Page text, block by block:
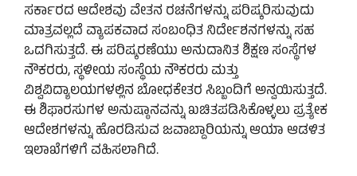
ಸರ್ಕಾರದ ಆದೇಶವು ವೇತನ ರಚನೆಗಳನ್ನು ಪರಿಷ್ಕರಿಸುವುದು
ಮಾತ್ರವಲ್ಲದೆ ವ್ಯಾಪಕವಾದ ಸಂಬಂಧಿತ ನಿರ್ದೇಶನಗಳನ್ನು ಸಹ
ಒದಗಿಸುತ್ತದೆ. ಈ ಪರಿಷ್ಕರಣೆಯು ಅನುದಾನಿತ ಶಿಕ್ಷಣ ಸಂಸ್ಥೆಗಳ
ನೌಕರರು, ಸ್ಥಳೀಯ ಸಂಸ್ಥೆಯ ನೌಕರರು ಮತ್ತು
ವಿಶ್ವವಿದ್ಯಾಲಯಗಳಲ್ಲಿನ ಬೋಧಕೇತರ ಸಿಬ್ಬಂದಿಗೆ ಅನ್ವಯಿಸುತ್ತದೆ.
ಈ ಶಿಫಾರಸುಗಳ ಅನುಷ್ಠಾನವನ್ನು ಖಚಿತಪಡಿಸಿಕೊಳ್ಳಲು ಪ್ರತ್ಯೇಕ
ಆದೇಶಗಳನ್ನು ಹೊರಡಿಸುವ ಜವಾಬ್ದಾರಿಯನ್ನು ಆಯಾ ಆಡಳಿತ
ಇಲಾಖೆಗಳಿಗೆ ವಹಿಸಲಾಗಿದೆ.